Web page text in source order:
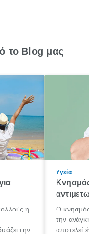
το Blog μας
η
την
Υγεία
Κνησμός:
Ο κνησμός
την ανάγκη
αποτελεί